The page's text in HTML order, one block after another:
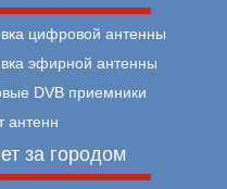
цифровой антенны
эфирной антенны
DVB приемники
антенн
за городом